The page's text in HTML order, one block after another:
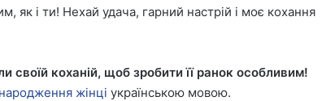
і ти! Нехай удача, гарний настрій і моє кохання
своїй коханій, щоб зробити її ранок особливим!
жінці українською мовою.